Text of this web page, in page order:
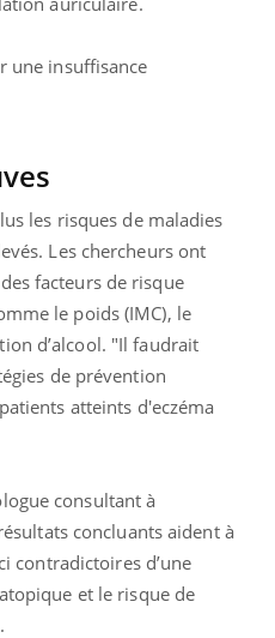
une insuffisance
les risques de maladies
Les chercheurs ont
facteurs de risque
le poids (IMC), le
d’alcool. "Il faudrait
de prévention
atteints d'eczéma
consultant à
concluants aident à
contradictoires d’une
et le risque de